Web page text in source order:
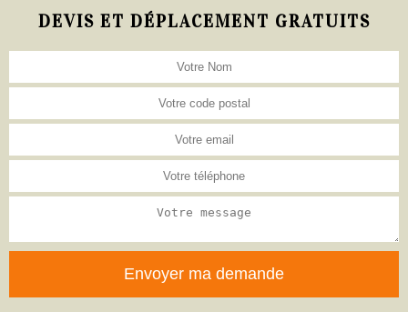
DEVIS ET DÉPLACEMENT GRATUITS